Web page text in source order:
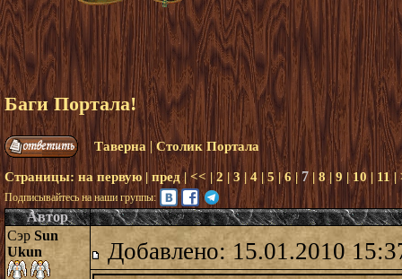
Баги Портала!
Таверна |Столик Портала
Страницы: на первую | пред|<< |2 |3 | 4 |5 |6| 7 | 8| 9 |10| 11|
Подписывайтесь на наши группы:
Автор
Сэр Sun
Ukun
Добавлено: 15.01.2010